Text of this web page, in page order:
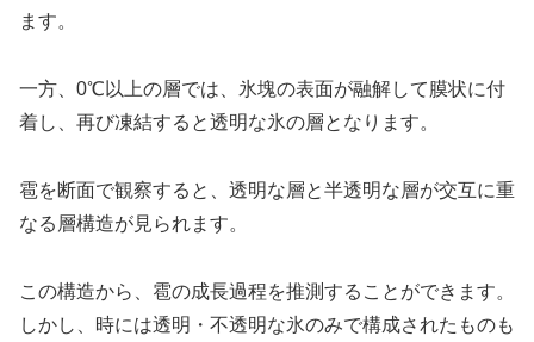
ます。
一方、0℃以上の層では、氷塊の表面が融解して膜状に付
着し、再び凍結すると透明な氷の層となります。
雹を断面で観察すると、透明な層と半透明な層が交互に重
なる層構造が見られます。
この構造から、雹の成長過程を推測することができます。
しかし、時には透明・不透明な氷のみで構成されたものも